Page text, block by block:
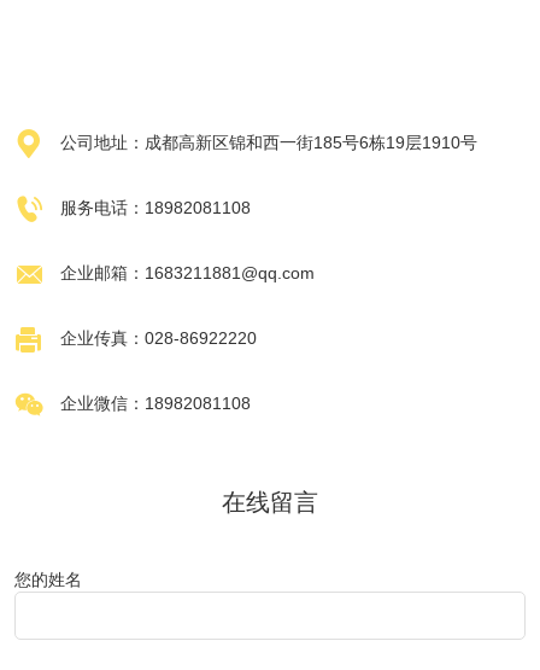
 公司地址：成都高新区锦和西一街185号6栋19层1910号
 服务电话：18982081108
 企业邮箱：1683211881@qq.com
 企业传真：028-86922220
 企业微信：18982081108
在线留言
您的姓名